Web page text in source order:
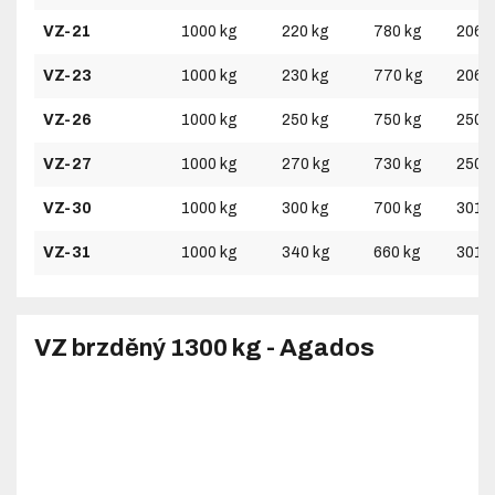
VZ-21 1000 kg 220 kg 780 kg
VZ-23 1000 kg 230 kg 770 kg
VZ-26 1000 kg 250 kg 750 kg
VZ-27 1000 kg 270 kg 730 kg
VZ-30 1000 kg 300 kg 700 kg
VZ-31 1000 kg 340 kg 660 kg
VZ brzděný 1300 kg - Agados